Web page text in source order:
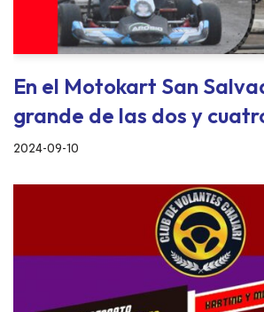
En el Motokart San
grande de las dos y
2024-09-10